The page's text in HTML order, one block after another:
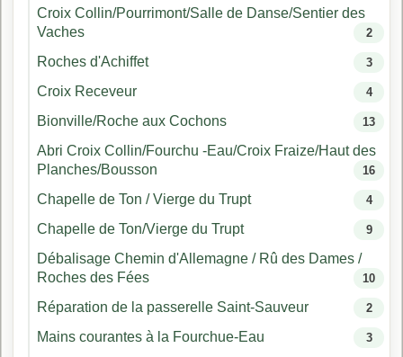
Croix Collin/Pourrimont/Salle de Danse/Sentier des
Vaches
2
Roches d'Achiffet 3
Croix Receveur 4
Bionville/Roche aux Cochons 13
Abri Croix Collin/Fourchu -Eau/Croix Fraize/Haut des
Planches/Bousson
16
Chapelle de Ton / Vierge du Trupt 4
Chapelle de Ton/Vierge du Trupt 9
Débalisage Chemin d'Allemagne / Rû des Dames /
Roches des Fées
10
Réparation de la passerelle Saint-Sauveur 2
Mains courantes à la Fourchue-Eau 3